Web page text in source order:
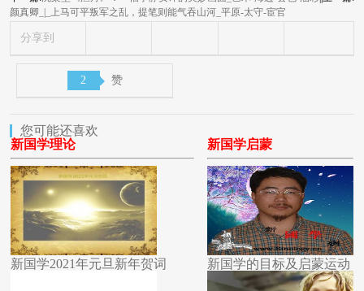
颜真卿_|_上马可平叛军之乱，提笔则能气吞山河_平原-太守-宦官
分享到
2 赞
您可能还喜欢
新国学理论
新国学2021年元旦新年贺词
新国学启蒙
新国学的目标及启蒙运动